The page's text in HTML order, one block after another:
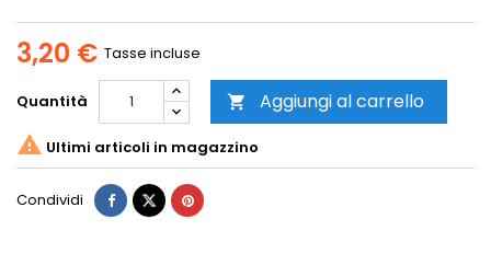
3,20 € Tasse incluse
Quantità  Aggiungi al carrello
 Ultimi articoli in magazzino
Condividi